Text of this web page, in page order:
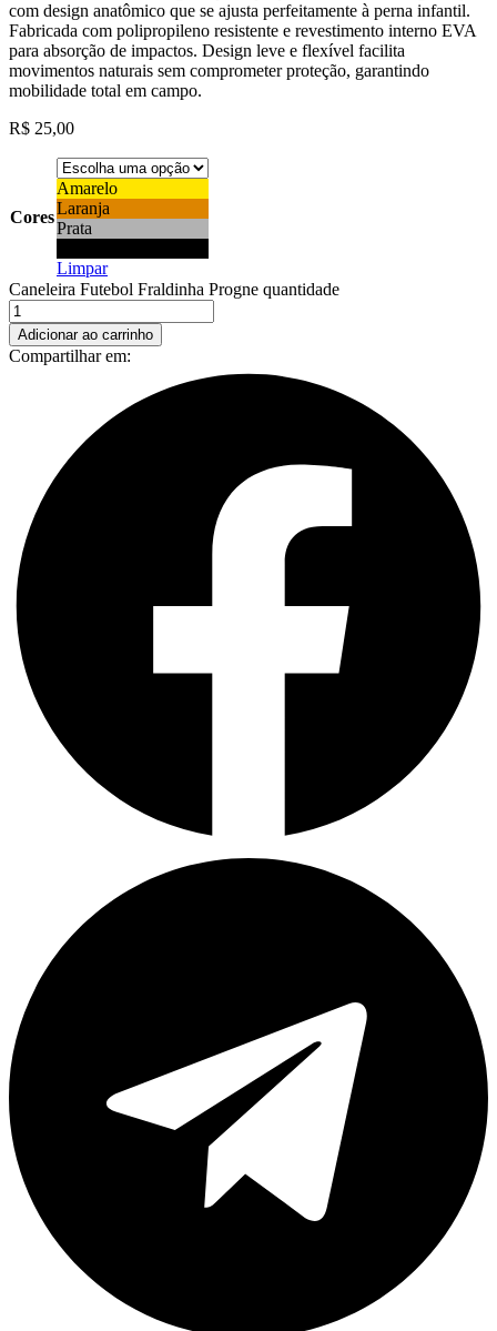
com design anatômico que se ajusta perfeitamente à perna infantil.
Fabricada com polipropileno resistente e revestimento interno EVA
para absorção de impactos. Design leve e flexível facilita
movimentos naturais sem comprometer proteção, garantindo
mobilidade total em campo.
R$ 25,00
Cores
Amarelo
Laranja
Prata
Limpar
Caneleira Futebol Fraldinha Progne quantidade
Adicionar ao carrinho
Compartilhar em: